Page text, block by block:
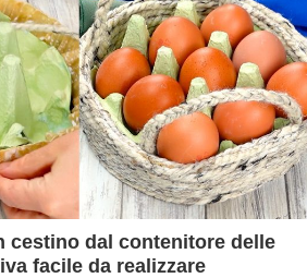
cestino dal contenitore delle
facile da realizzare